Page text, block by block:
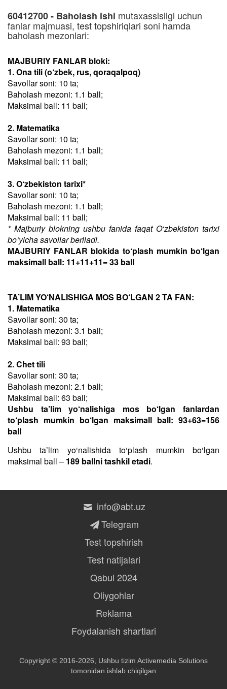
60412700 - Baholash ishi mutaxassisligi uchun
fanlar majmuasi, test topshiriqlari soni hamda
baholash mezonlari:
MAJBURIY FANLAR bloki:
1. Ona tili (o‘zbek, rus, qoraqalpoq)
Savollar soni: 10 ta;
Baholash mezoni: 1.1 ball;
Maksimal ball: 11 ball;
2. Matematika
Savollar soni: 10 ta;
Baholash mezoni: 1.1 ball;
Maksimal ball: 11 ball;
3. O‘zbekiston tarixi*
Savollar soni: 10 ta;
Baholash mezoni: 1.1 ball;
Maksimal ball: 11 ball;
* Majburiy blokning ushbu fanida faqat O‘zbekiston tarixi
bo‘yicha savollar beriladi.
MAJBURIY FANLAR blokida to‘plash mumkin bo‘lgan
maksimall ball: 11+11+11= 33 ball
TA’LIM YO‘NALISHIGA MOS BO‘LGAN 2 TA FAN:
1. Matematika
Savollar soni: 30 ta;
Baholash mezoni: 3.1 ball;
Maksimal ball: 93 ball;
2. Chet tili
Savollar soni: 30 ta;
Baholash mezoni: 2.1 ball;
Maksimal ball: 63 ball;
Ushbu ta’lim yo‘nalishiga mos bo‘lgan fanlardan
to‘plash mumkin bo‘lgan maksimall ball: 93+63=156
ball
Ushbu taʼlim yo‘nalishida to‘plash mumkin bo‘lgan
maksimal ball – 189 ballni tashkil etadi.
info@abt.uz
Telegram
Test topshirish
Test natijalari
Qabul 2024
Oliygohlar
Reklama
Foydalanish shartlari
Copyright © 2016-2026, Ushbu tizim Activemedia Solutions
tomonidan ishlab chiqilgan